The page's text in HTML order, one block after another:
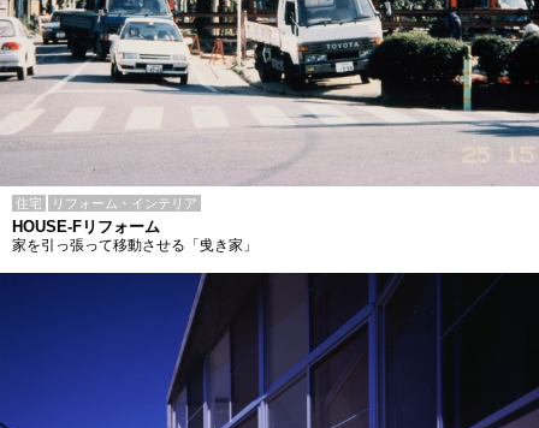
住宅 リフォーム・インテリア
HOUSE-Fリフォーム
家を引っ張って移動させる「曵き家」